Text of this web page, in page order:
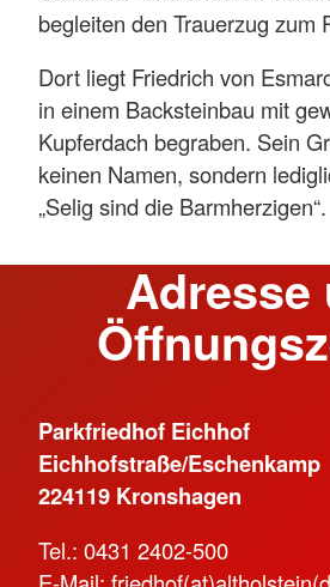
begleiten den Trauerzug zum
Dort liegt Friedrich von
in einem Backsteinbau mit
Kupferdach begraben. Sein
keinen Namen, sondern
„Selig sind die Barmherzigen“.
Adresse
Parkfriedhof Eichhof
Eichhofstraße/Eschenkamp
224119 Kronshagen
Tel.: 0431 2402-500